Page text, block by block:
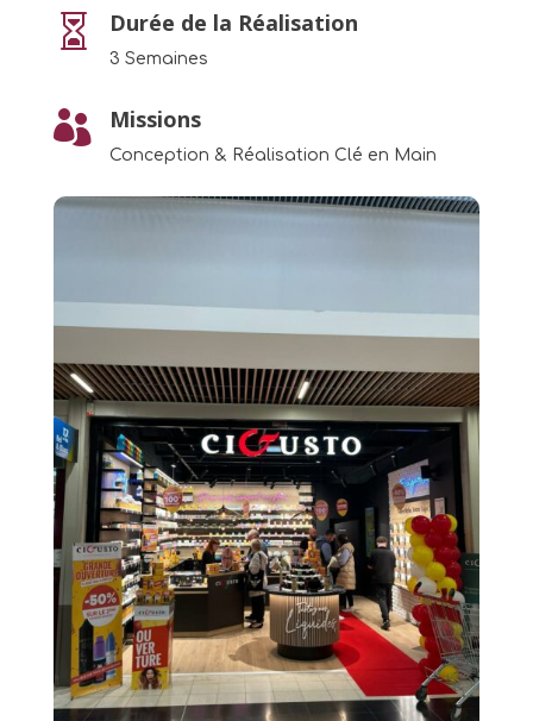
 Durée de la Réalisation
3 Semaines
 Missions
Conception & Réalisation Clé en Main